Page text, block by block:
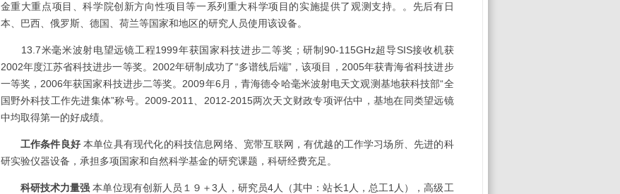
金重大重点项目、科学院创新方向性项目等一系列重大科学项目的实施提供了观测支持。。先后有日
本、巴西、俄罗斯、德国、荷兰等国家和地区的研究人员使用该设备。
13.7米毫米波射电望远镜工程1999年获国家科技进步二等奖；研制 90-115GHz超导SIS接收机获
2002年度江苏省科技进步一等奖。 2002年研制成功了“多谱线后端” ，该项目， 2005年获青海省科技进步
一等奖， 2006年获国家科技进步二等奖。 2009年6 月，青海德令哈毫米波射电天文观测基地获科技部“全
国野外科技工作先进集体”称号。 2009-2011 2012-2015两次天文财政专项评估中，基地在同类望远镜
中均取得第一的好成绩。
工作条件良好 本单位具有现代化的科技信息网络、宽带互联网，有优越的工作学习场所、先进的科
研实验仪器设备，承担多项国家和自然科学基金的研究课题，科研经费充足。
科研技术力量强 本单位现有创新人员１９＋3 人，研究员4人（其中：站长1 人，总工1 人），高级工